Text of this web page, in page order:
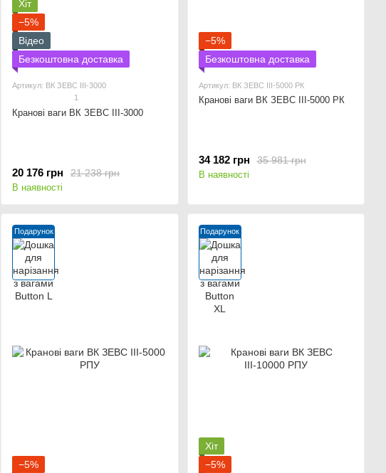
Хіт
−5%
Відео
Безкоштовна доставка
Артикул: ВК ЗЕВС ІІІ-3000
1
Кранові ваги ВК ЗЕВС ІІІ-3000
21 238 грн
20 176 грн
В наявності
−5%
Безкоштовна доставка
Артикул: ВК ЗЕВС ІІІ-5000 РК
Кранові ваги ВК ЗЕВС ІІІ-5000 РК
35 981 грн
34 182 грн
В наявності
Подарунок
−5%
Подарунок
Хіт
−5%